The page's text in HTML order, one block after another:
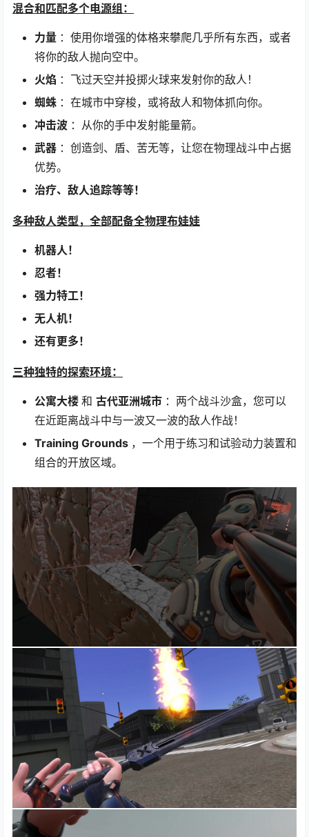
混合和匹配多个电源组：
力量 ：使用你增强的体格来攀爬几乎所有东西，或者
将你的敌人抛向空中。
火焰 ：飞过天空并投掷火球来发射你的敌人！
蜘蛛 ：在城市中穿梭，或将敌人和物体抓向你。
冲击波 ：从你的手中发射能量箭。
武器 ：创造剑、盾、苦无等，让您在物理战斗中占据
优势。
治疗、敌人追踪等等！
多种敌人类型，全部配备全物理布娃娃
机器人！
忍者！
强力特工！
无人机！
还有更多！
三种独特的探索环境：
公寓大楼 和 古代亚洲城市 ：两个战斗沙盒，您可以
在近距离战斗中与一波又一波的敌人作战！
Training Grounds ，一个用于练习和试验动力装置和
组合的开放区域。